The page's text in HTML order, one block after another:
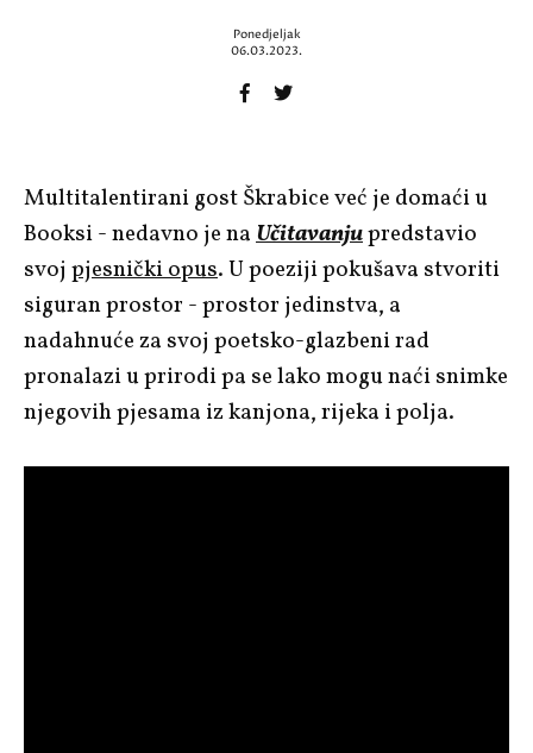
Ponedjeljak
06.03.2023.
Multitalentirani gost Škrabice već je domaći u
Booksi - nedavno je naUčitavanjupredstavio
svoj pjesnički opus. U poeziji pokušava stvoriti
siguran prostor - prostor jedinstva, a
nadahnuće za svoj poetsko-glazbeni rad
pronalazi u prirodi pa se lako mogu naći snimke
njegovih pjesama iz kanjona, rijeka i polja.